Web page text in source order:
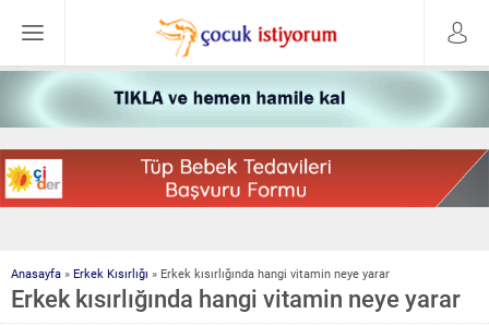
Anasayfa » Erkek Kısırlığı » Erkek kısırlığında hangi vitamin neye yarar
Erkek kısırlığında hangi vitamin neye yarar